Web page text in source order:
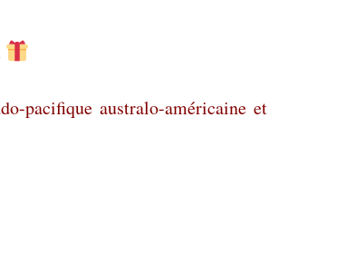
pacifique australo-américaine et